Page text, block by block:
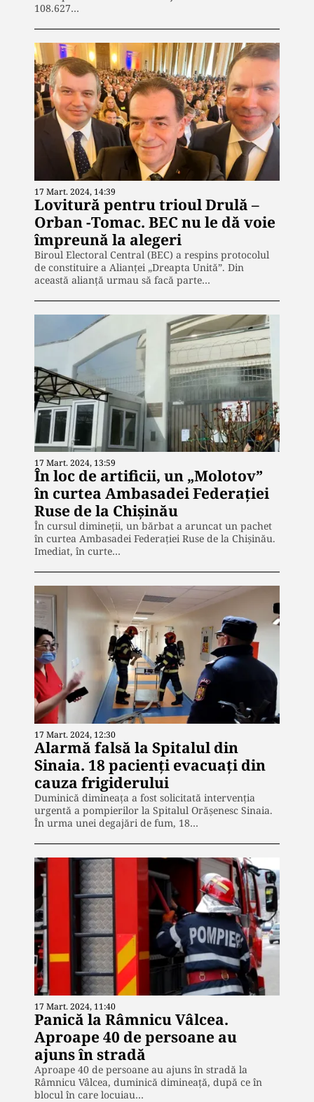
108.627…
17 Mart. 2024, 14:39
Lovitură pentru trioul Drulă –
Orban -Tomac. BEC nu le dă voie
împreună la alegeri
Biroul Electoral Central (BEC) a respins protocolul
de constituire a Alianței „Dreapta Unită”. Din
această alianță urmau să facă parte…
17 Mart. 2024, 13:59
În loc de artificii, un „Molotov”
în curtea Ambasadei Federației
Ruse de la Chișinău
În cursul dimineții, un bărbat a aruncat un pachet
în curtea Ambasadei Federației Ruse de la Chișinău.
Imediat, în curte…
17 Mart. 2024, 12:30
Alarmă falsă la Spitalul din
Sinaia. 18 pacienți evacuați din
cauza frigiderului
Duminică dimineața a fost solicitată intervenția
urgentă a pompierilor la Spitalul Orășenesc Sinaia.
În urma unei degajări de fum, 18…
17 Mart. 2024, 11:40
Panică la Râmnicu Vâlcea.
Aproape 40 de persoane au
ajuns în stradă
Aproape 40 de persoane au ajuns în stradă la
Râmnicu Vâlcea, duminică dimineață, după ce în
blocul în care locuiau…